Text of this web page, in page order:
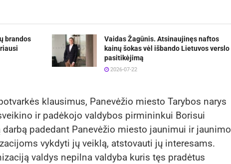
brandos
Vaidas Žagūnis. Atsinaujinęs naftos
kainų šokas vėl išbando Lietuvos verslo
pasitikėjimą
2026-07-22
klausimus, Panevėžio miesto Tarybos narys
ir padėkojo valdybos pirmininkui Borisui
padedant Panevėžio miesto jaunimui ir jaunimo
vykdyti jų veiklą, atstovauti jų interesams.
valdys nepilna valdyba kuris tęs pradėtus